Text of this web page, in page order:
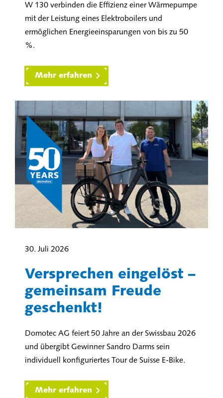
W 130 verbinden die Effizienz einer Wärmepumpe
mit der Leistung eines Elektroboilers und
ermöglichen Energieeinsparungen von bis zu 50
%.
Mehr erfahren
30. Juli 2026
Versprechen eingelöst –
gemeinsam Freude
geschenkt!
Domotec AG feiert 50 Jahre an der Swissbau 2026
und übergibt Gewinner Sandro Darms sein
individuell konfiguriertes Tour de Suisse E-Bike.
Mehr erfahren